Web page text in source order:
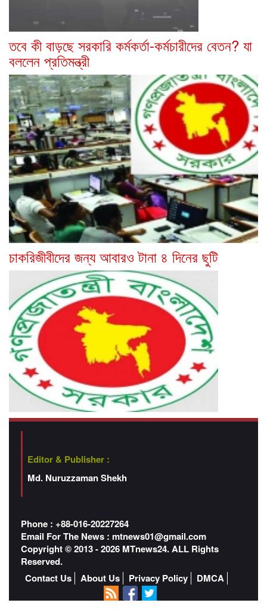
তবে কী বাড়ছে সরকারি কর্মকর্তা-কর্মচারীদের বেতন? যা
বললেন প্রতিমন্ত্রী
চাকরিজীবীদের জন্য আবারও টানা ৪ দিনের ছুটি
Editor & Publisher :
Md. Nuruzzaman Shekh
Phone : +88-016-20227264
Email For The News : mtnews01@gmail.com
Copyright © 2013 - 2026 MTnews24. ALL Rights
Reserved.
Contact Us
About Us Privacy Policy DMCA